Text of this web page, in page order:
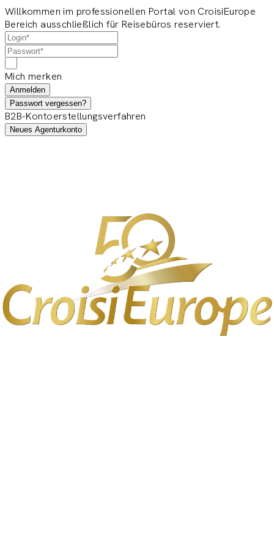
Willkommen im professionellen Portal von CroisiEurope
Bereich ausschließlich für Reisebüros reserviert.
Mich merken
Anmelden
Passwort vergessen?
B2B-Kontoerstellungsverfahren
Neues Agenturkonto